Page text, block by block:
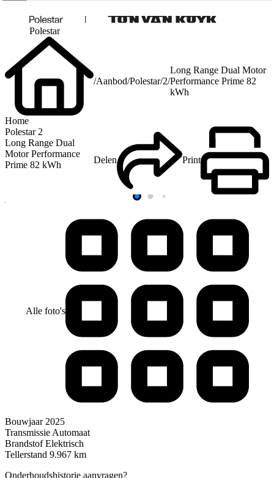
Polestar
Home
/Aanbod/Polestar/2/
Long Range Dual Motor
Performance Prime 82
kWh
Polestar 2
Long Range Dual
Motor Performance
Prime 82 kWh
Delen Print
Alle foto's
Bouwjaar 2025
Transmissie Automaat
Brandstof Elektrisch
Tellerstand 9.967 km
Onderhoudshistorie aanvragen?